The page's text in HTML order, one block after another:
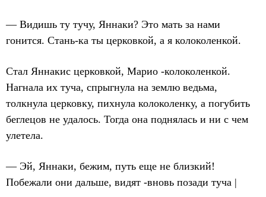
— Видишь ту тучу, Яннаки? Это мать за нами
гонится. Стань-ка ты церковкой, а я колоколенкой.
Стал Яннакис церковкой, Марио -колоколенкой.
Нагнала их туча, спрыгнула на землю ведьма,
толкнула церковку, пихнула колоколенку, а погубить
беглецов не удалось. Тогда она поднялась и ни с чем
улетела.
— Эй, Яннаки, бежим, путь еще не близкий!
Побежали они дальше, видят -вновь позади туча |